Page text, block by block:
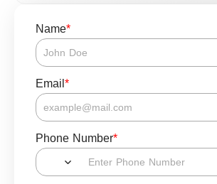
Name*
Email*
Phone Number*